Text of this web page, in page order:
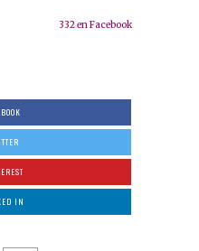
332 en Facebook
IN